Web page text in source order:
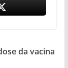
da vacina